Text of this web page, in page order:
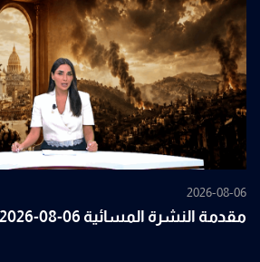
2026-08-06
مقدمة النشرة المسائية 06-08-2026